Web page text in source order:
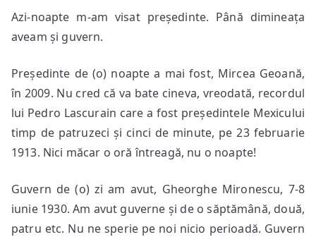
Azi-noapte m-am visat președinte. Până dimineața
aveam și guvern.
Președinte de (o) noapte a mai fost, Mircea Geoană,
în 2009. Nu cred că va bate cineva, vreodată, recordul
lui Pedro Lascurain care a fost președintele Mexicului
timp de patruzeci și cinci de minute, pe 23 februarie
1913. Nici măcar o oră întreagă, nu o noapte!
Guvern de (o) zi am avut, Gheorghe Mironescu, 7-8
iunie 1930. Am avut guverne și de o săptămână, două,
patru etc. Nu ne sperie pe noi nicio perioadă. Guvern